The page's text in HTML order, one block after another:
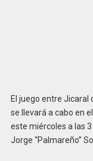
El juego entre Jicaral
se llevará a cabo en
este miércoles a las
Jorge “Palmareño”